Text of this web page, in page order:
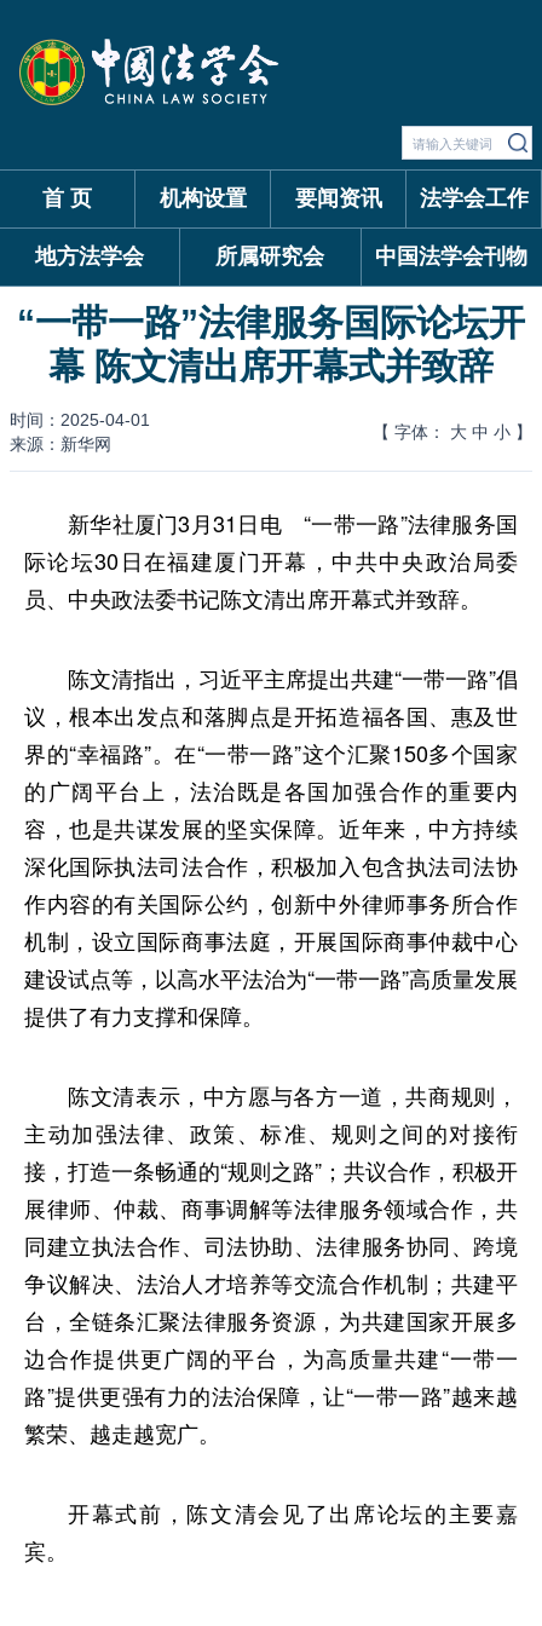
首 页 机构设置 要闻资讯 法学会工作
地方法学会 所属研究会 中国法学会刊物
“一带一路”法律服务国际论坛开
幕 陈文清出席开幕式并致辞
时间：2025-04-01
来源：新华网
【 字体： 大 中 小 】
新华社厦门3月31日电 “一带一路”法律服务国
际论坛30日在福建厦门开幕，中共中央政治局委
员、中央政法委书记陈文清出席开幕式并致辞。
陈文清指出，习近平主席提出共建“一带一路”倡
议，根本出发点和落脚点是开拓造福各国、惠及世
界的“幸福路”。在“一带一路”这个汇聚150多个国家
的广阔平台上，法治既是各国加强合作的重要内
容，也是共谋发展的坚实保障。近年来，中方持续
深化国际执法司法合作，积极加入包含执法司法协
作内容的有关国际公约，创新中外律师事务所合作
机制，设立国际商事法庭，开展国际商事仲裁中心
建设试点等，以高水平法治为“一带一路”高质量发展
提供了有力支撑和保障。
陈文清表示，中方愿与各方一道，共商规则，
主动加强法律、政策、标准、规则之间的对接衔
接，打造一条畅通的“规则之路”；共议合作，积极开
展律师、仲裁、商事调解等法律服务领域合作，共
同建立执法合作、司法协助、法律服务协同、跨境
争议解决、法治人才培养等交流合作机制；共建平
台，全链条汇聚法律服务资源，为共建国家开展多
边合作提供更广阔的平台，为高质量共建“一带一
路”提供更强有力的法治保障，让“一带一路”越来越
繁荣、越走越宽广。
开幕式前，陈文清会见了出席论坛的主要嘉
宾。